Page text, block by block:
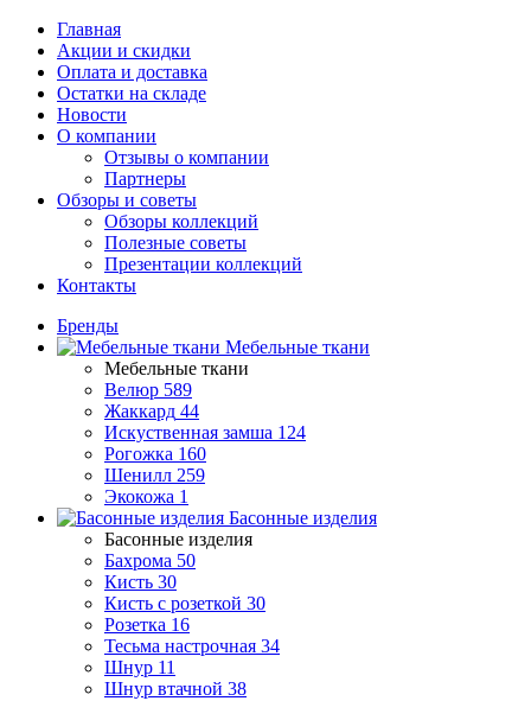
Главная
Акции и скидки
Оплата и доставка
Остатки на складе
Новости
О компании
Отзывы о компании
Партнеры
Обзоры и советы
Обзоры коллекций
Полезные советы
Презентации коллекций
Контакты
Бренды
Мебельные ткани
Мебельные ткани
Велюр 589
Жаккард 44
Искуственная замша 124
Рогожка 160
Шенилл 259
Экокожа 1
Басонные изделия
Басонные изделия
Бахрома 50
Кисть 30
Кисть с розеткой 30
Розетка 16
Тесьма настрочная 34
Шнур 11
Шнур втачной 38